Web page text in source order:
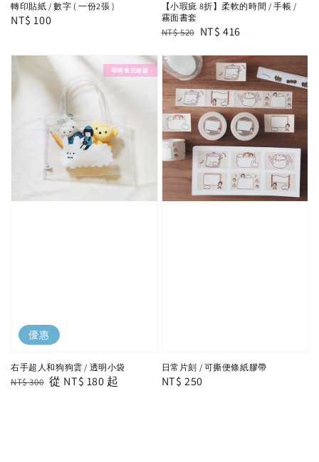
轉印貼紙 / 數字 ( 一份2張 )
Regular
NT$ 100
【小瑕疵 8折】柔軟的時間 / 手帳 /
霧面書套
Regular
NT$ 520 Sale
NT$ 416
優惠
即將售完絕版
右手超人和狗狗雲 / 透明小袋
Regular
NT$ 300 Sale
從 NT$ 180 起
日常片刻 / 可撕便條紙膠帶
Regular
NT$ 250